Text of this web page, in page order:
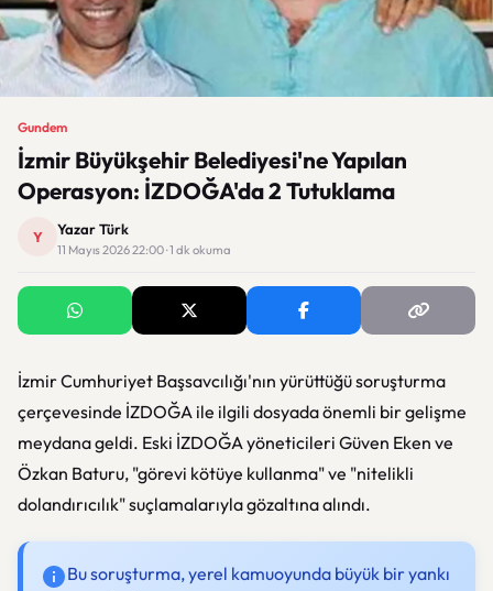
Gundem
İzmir Büyükşehir Belediyesi'ne Yapılan
Operasyon: İZDOĞA'da 2 Tutuklama
Y Yazar Türk
11 Mayıs 2026 22:00 · 1 dk okuma
İzmir Cumhuriyet Başsavcılığı'nın yürüttüğü soruşturma
çerçevesinde İZDOĞA ile ilgili dosyada önemli bir gelişme
meydana geldi. Eski İZDOĞA yöneticileri Güven Eken ve
Özkan Baturu, "görevi kötüye kullanma" ve "nitelikli
dolandırıcılık" suçlamalarıyla gözaltına alındı.
Bu soruşturma, yerel kamuoyunda büyük bir yankı